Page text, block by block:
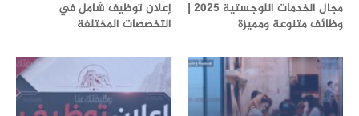
مجال الخدمات اللوجستية 2025 |
وظائف متنوعة ومميزة
إعلان توظيف شامل في
التخصصات المختلفة